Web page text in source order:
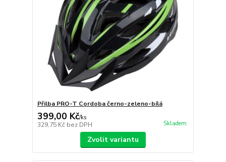
Přilba PRO-T Cordoba černo-zeleno-bílá
399,00 Kč/ks
329,75 Kč bez DPH Skladem
Zvolit variantu